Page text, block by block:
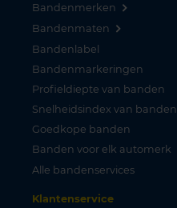
Bandenmerken
Bandenmaten
Bandenlabel
Bandenmarkeringen
Profieldiepte van banden
Snelheidsindex van banden
Goedkope banden
Banden voor elk automerk
Alle bandenservices
Klantenservice